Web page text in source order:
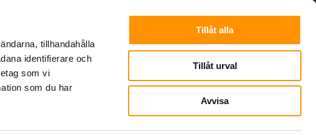
tillhandahålla
identifierare och
som vi
som du har
Tillåt alla
Tillåt urval
Avvisa